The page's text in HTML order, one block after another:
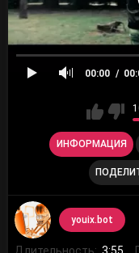
00:00
ИНФОРМАЦИЯ
youix.bot